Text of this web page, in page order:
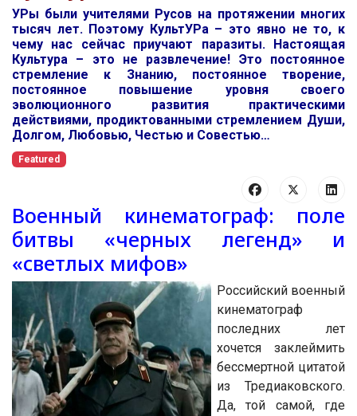
УРы были учителями Русов на протяжении многих
тысяч лет. Поэтому КультУРа – это явно не то, к
чему нас сейчас приучают паразиты. Настоящая
Культура – это не развлечение! Это постоянное
стремление к Знанию, постоянное творение,
постоянное повышение уровня своего
эволюционного развития практическими
действиями, продиктованными стремлением Души,
Долгом, Любовью, Честью и Совестью…
Featured
Военный кинематограф: поле
битвы «черных легенд» и
«светлых мифов»
Российский военный
кинематограф
последних лет
хочется заклеймить
бессмертной цитатой
из Тредиаковского.
Да, той самой, где